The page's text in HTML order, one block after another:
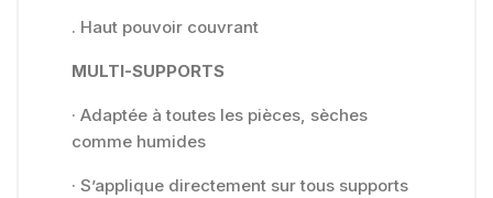
. Haut pouvoir couvrant
MULTI-SUPPORTS
· Adaptée à toutes les pièces, sèches
comme humides
· S’applique directement sur tous supports